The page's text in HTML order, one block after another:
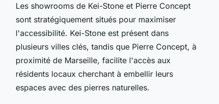
Les showrooms de Kei-Stone et Pierre Concept
sont stratégiquement situés pour maximiser
l'accessibilité. Kei-Stone est présent dans
plusieurs villes clés, tandis que Pierre Concept, à
proximité de Marseille, facilite l'accès aux
résidents locaux cherchant à embellir leurs
espaces avec des pierres naturelles.